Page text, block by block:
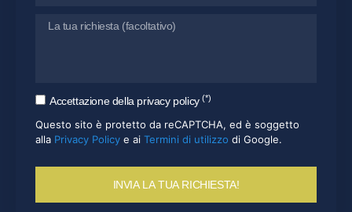
Accettazione della privacy policy(*)
Questo sito è protetto da reCAPTCHA, ed è soggetto
alla Privacy Policy e ai Termini di utilizzo di Google.
INVIA LA TUA RICHIESTA!